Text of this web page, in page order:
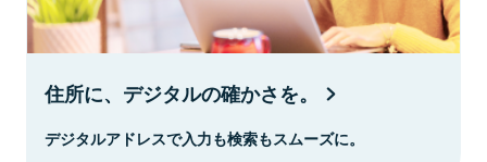
住所に、デジタルの確かさを。
デジタルアドレスで入力も検索もスムーズに。